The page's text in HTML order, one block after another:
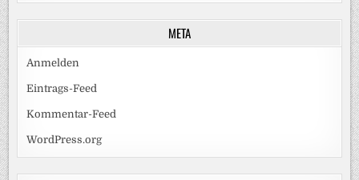
META
Anmelden
Eintrags-Feed
Kommentar-Feed
WordPress.org